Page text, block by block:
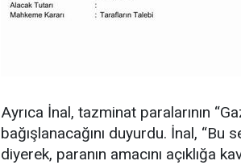
Ayrıca İnal, tazminat paralarının
bağışlanacağını duyurdu. İnal,
diyerek, paranın amacını açıklığa